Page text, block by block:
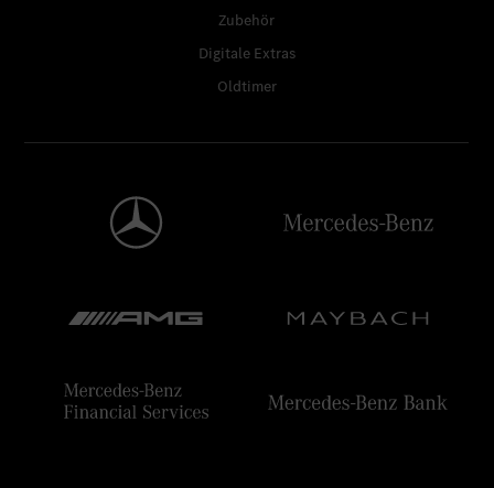
Zubehör
Digitale Extras
Oldtimer